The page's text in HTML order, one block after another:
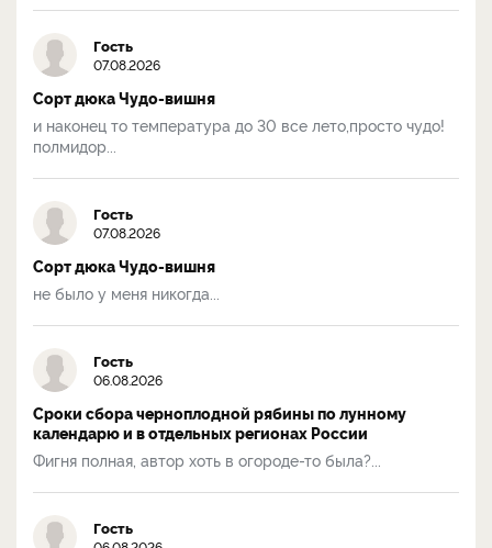
Гость
07.08.2026
Сорт дюка Чудо-вишня
и наконец то температура до 30 все лето,просто чудо!
полмидор...
Гость
07.08.2026
Сорт дюка Чудо-вишня
не было у меня никогда...
Гость
06.08.2026
Сроки сбора черноплодной рябины по лунному
календарю и в отдельных регионах России
Фигня полная, автор хоть в огороде-то была?...
Гость